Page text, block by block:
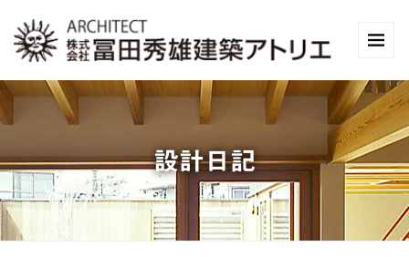
設計日記